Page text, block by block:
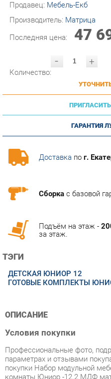
Производитель:Матрица
Последняя цена:
47
-
ПРИГЛАСИТЬ
ГАРАНТИЯ
Доставкапог.
ТЭГИ
ГОТОВЫЕ КОМПЛЕКТЫ
ОПИСАНИЕ
параметрах и отзывами
покупки Набор модульной
комнаты Юниор -12.2 МДФ
металлик/Сиреневый металлик
комплекты от производителя
маркетплейсе «Купи Мне